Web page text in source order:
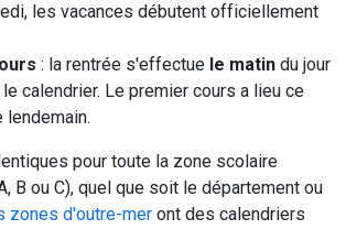
les vacances débutent officiellement
: la rentrée s'effectue le matin du jour
calendrier. Le premier cours a lieu ce
lendemain.
pour toute la zone scolaire
B ou C), quel que soit le département ou
zones d'outre-mer ont des calendriers